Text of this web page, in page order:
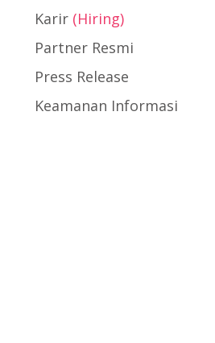
Karir (Hiring)
Partner Resmi
Press Release
Keamanan Informasi